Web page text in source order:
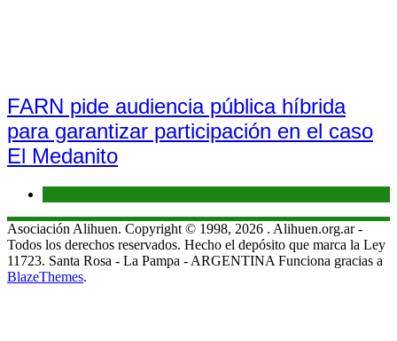
FARN pide audiencia pública híbrida
para garantizar participación en el caso
El Medanito
Asociación Alihuen. Copyright © 1998, 2026 . Alihuen.org.ar -
Todos los derechos reservados. Hecho el depósito que marca la Ley
11723. Santa Rosa - La Pampa - ARGENTINA Funciona gracias a
BlazeThemes.